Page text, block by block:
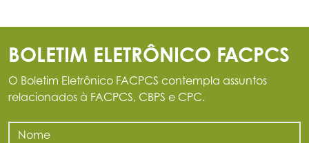
BOLETIM ELETRÔNICO FACPCS
O Boletim Eletrônico FACPCS contempla assuntos
relacionados à FACPCS, CBPS e CPC.